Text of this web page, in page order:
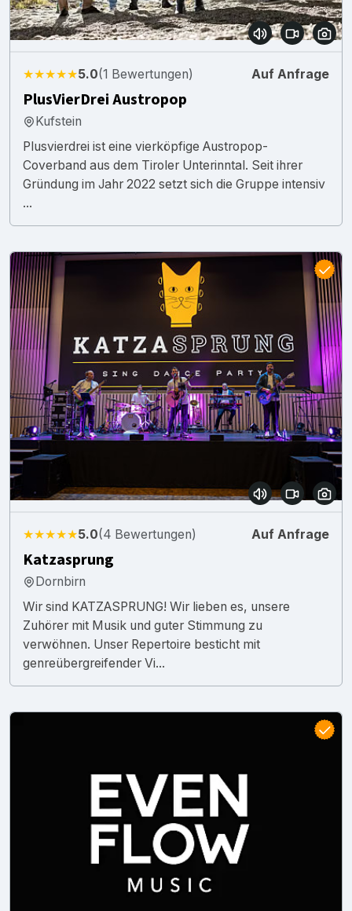
★★★★★5.0(1 Bewertungen) Auf Anfrage
PlusVierDrei Austropop
Kufstein
Plusvierdrei ist eine vierköpfige Austropop-
Coverband aus dem Tiroler Unterinntal. Seit ihrer
Gründung im Jahr 2022 setzt sich die Gruppe intensiv
...
★★★★★5.0(4 Bewertungen) Auf Anfrage
Katzasprung
Dornbirn
Wir sind KATZASPRUNG! Wir lieben es, unsere
Zuhörer mit Musik und guter Stimmung zu
verwöhnen. Unser Repertoire besticht mit
genreübergreifender Vi...